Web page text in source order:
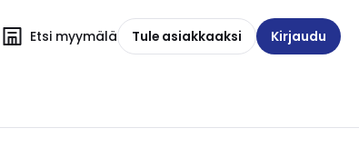
Etsi myymälä Tule asiakkaaksi Kirjaudu